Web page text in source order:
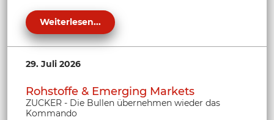
Weiterlesen...
29. Juli 2026
Rohstoffe & Emerging Markets
ZUCKER - Die Bullen übernehmen wieder das
Kommando